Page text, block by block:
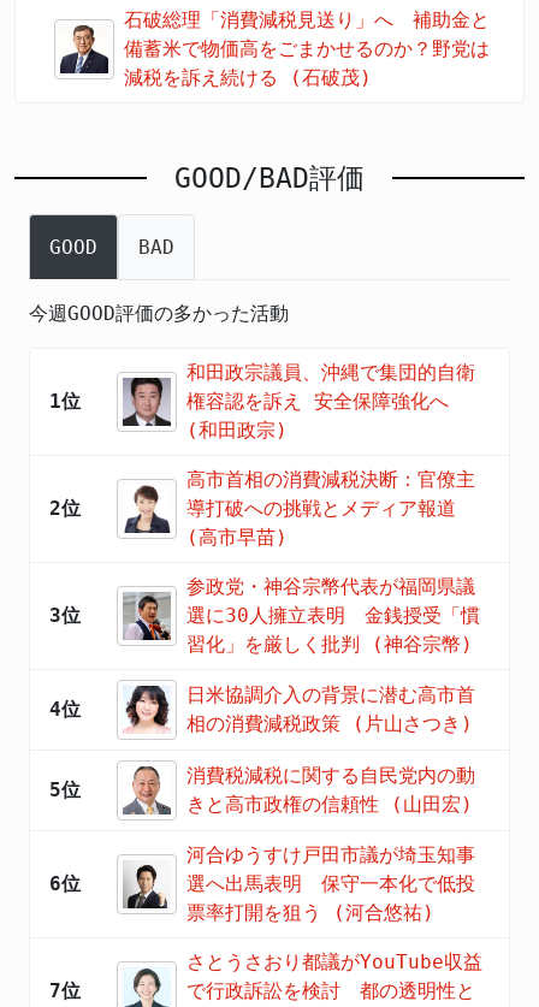
石破総理「消費減税見送り」へ 補助金と
備蓄米で物価高をごまかせるのか？野党は
減税を訴え続ける (石破茂)
GOOD/BAD評価
GOOD BAD
今週GOOD評価の多かった活動
1位
和田政宗議員、沖縄で集団的自衛
権容認を訴え 安全保障強化へ
(和田政宗)
2位
高市首相の消費減税決断：官僚主
導打破への挑戦とメディア報道
(高市早苗)
3位
参政党・神谷宗幣代表が福岡県議
選に30人擁立表明 金銭授受「慣
習化」を厳しく批判 (神谷宗幣)
4位
日米協調介入の背景に潜む高市首
相の消費減税政策 (片山さつき)
5位
消費税減税に関する自民党内の動
きと高市政権の信頼性 (山田宏)
6位
河合ゆうすけ戸田市議が埼玉知事
選へ出馬表明 保守一本化で低投
票率打開を狙う (河合悠祐)
7位
さとうさおり都議がYouTube収益
で行政訴訟を検討 都の透明性と